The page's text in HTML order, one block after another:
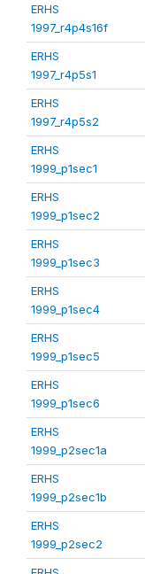
ERHS
1997_r4p4s16f
ERHS
1997_r4p5s1
ERHS
1997_r4p5s2
ERHS
1999_p1sec1
ERHS
1999_p1sec2
ERHS
1999_p1sec3
ERHS
1999_p1sec4
ERHS
1999_p1sec5
ERHS
1999_p1sec6
ERHS
1999_p2sec1a
ERHS
1999_p2sec1b
ERHS
1999_p2sec2